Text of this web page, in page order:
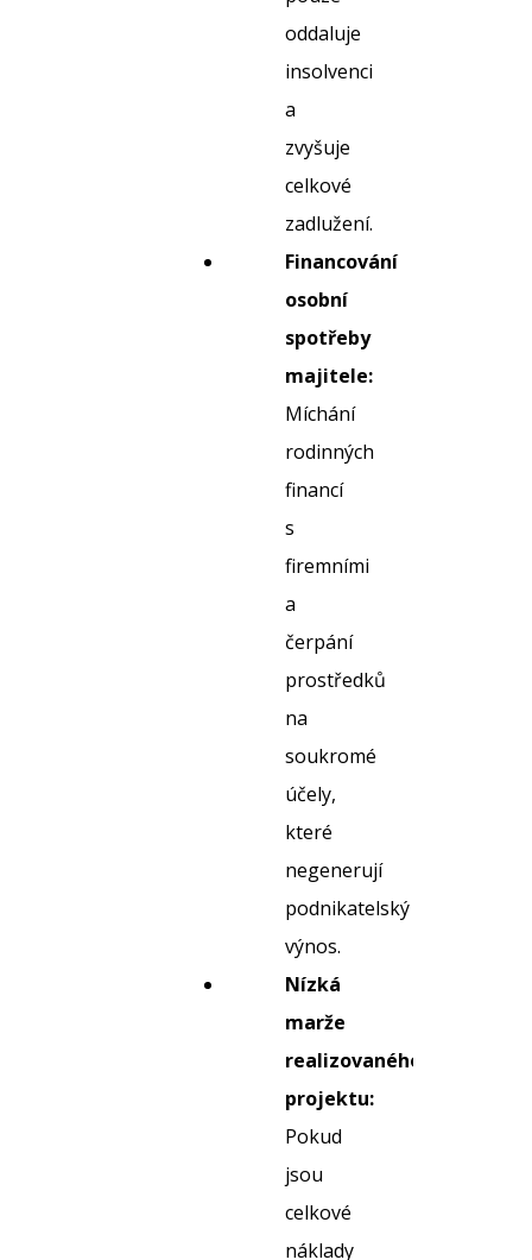
oddaluje
insolvenci
a
zvyšuje
celkové
zadlužení.
Financování
osobní
spotřeby
majitele:
Míchání
rodinných
financí
s
firemními
a
čerpání
prostředků
na
soukromé
účely,
které
negenerují
podnikatelský
výnos.
Nízká
marže
realizovaného
projektu:
Pokud
jsou
celkové
náklady